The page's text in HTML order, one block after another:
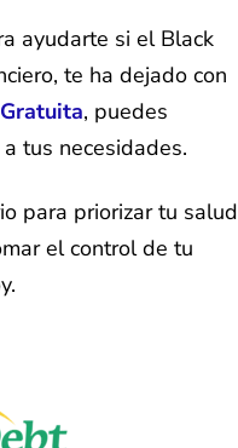
ayudarte si el Black
te ha dejado con
, puedes
tus necesidades.
para priorizar tu salud
el control de tu